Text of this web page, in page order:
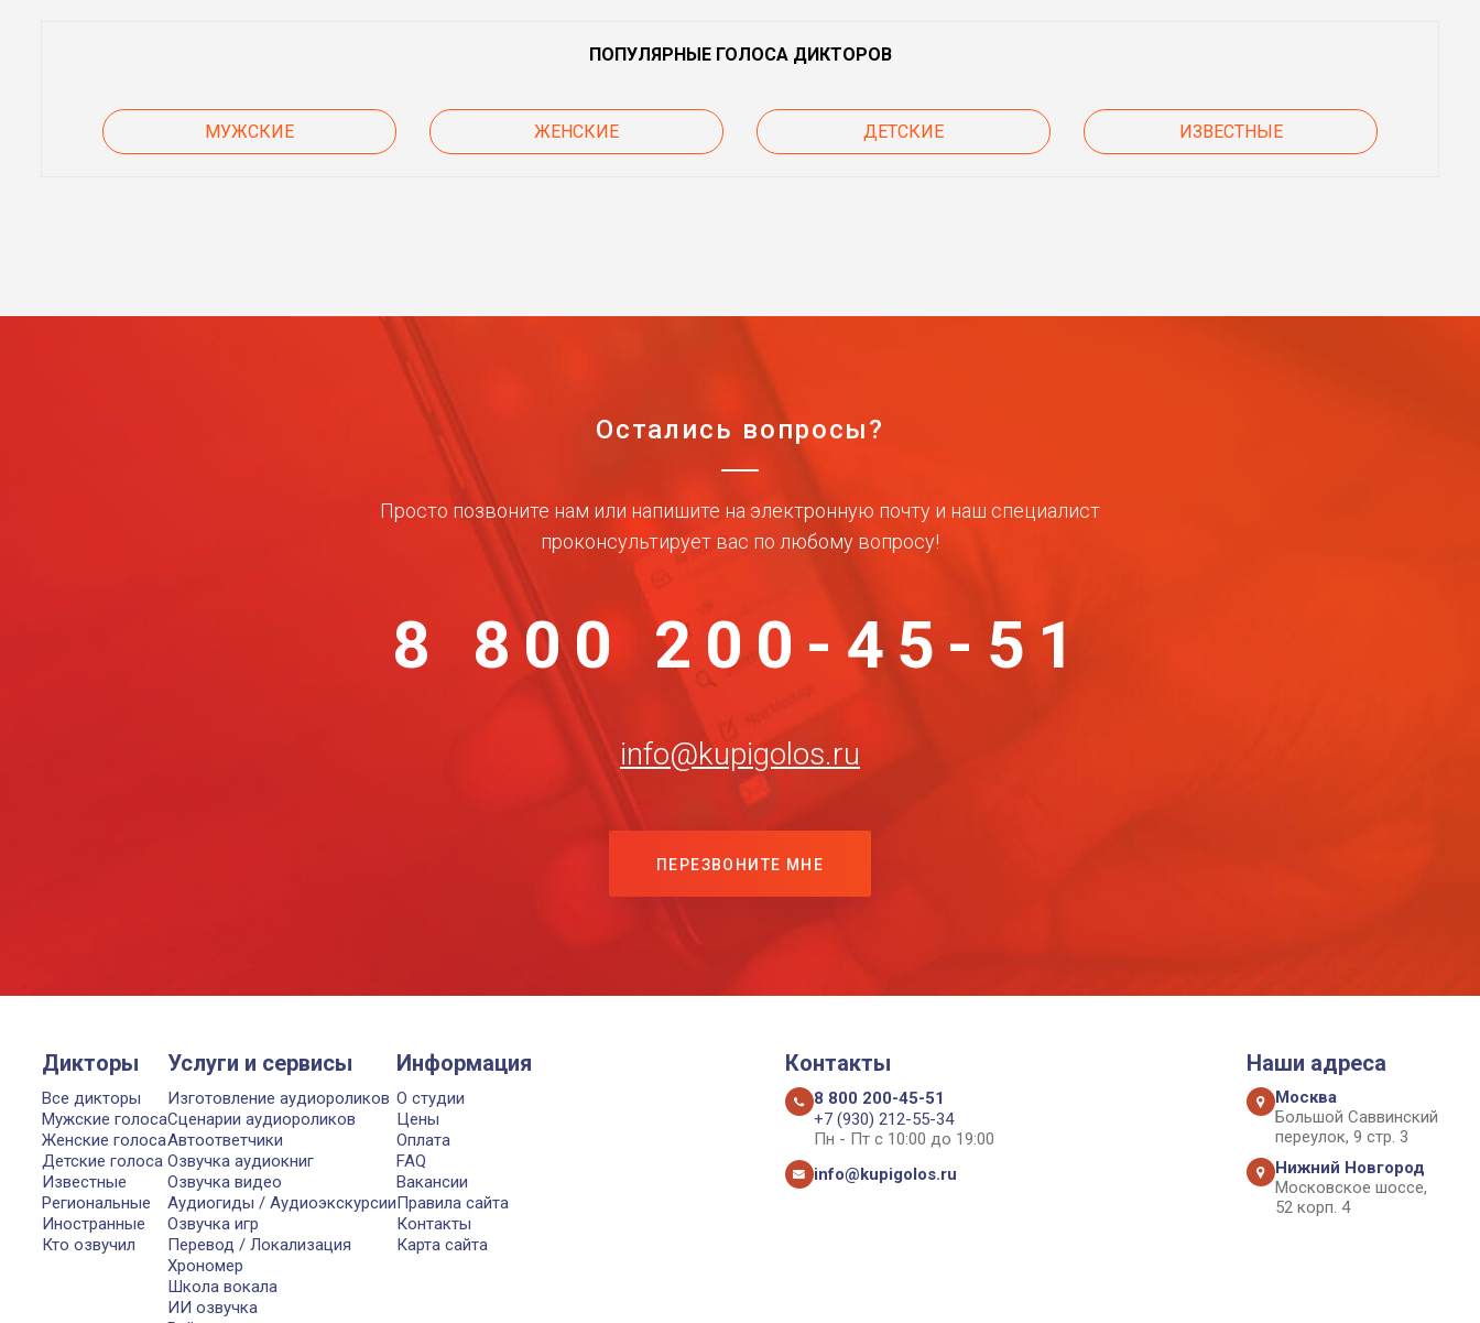
ПОПУЛЯРНЫЕ ГОЛОСА ДИКТОРОВ
МУЖСКИЕ ЖЕНСКИЕ ДЕТСКИЕ ИЗВЕСТНЫЕ
Остались вопросы?
Просто позвоните нам или напишите на электронную почту и наш специалист
проконсультирует вас по любому вопросу!
8 800 200-45-51
info@kupigolos.ru
ПЕРЕЗВОНИТЕ МНЕ
Дикторы
Все дикторы
Мужские голоса
Женские голоса
Детские голоса
Известные
Региональные
Иностранные
Кто озвучил
Услуги и сервисы
Изготовление аудиороликов
Сценарии аудиороликов
Автоответчики
Озвучка аудиокниг
Озвучка видео
Аудиогиды / Аудиоэкскурсии
Озвучка игр
Перевод / Локализация
Хрономер
Школа вокала
ИИ озвучка
Информация
О студии
Цены
Оплата
FAQ
Вакансии
Правила сайта
Контакты
Карта сайта
Контакты
8 800 200-45-51
+7 (930) 212-55-34
Пн - Пт с 10:00 до 19:00
info@kupigolos.ru
Наши адреса
Москва
Большой Саввинский
переулок, 9 стр. 3
Нижний Новгород
Московское шоссе,
52 корп. 4